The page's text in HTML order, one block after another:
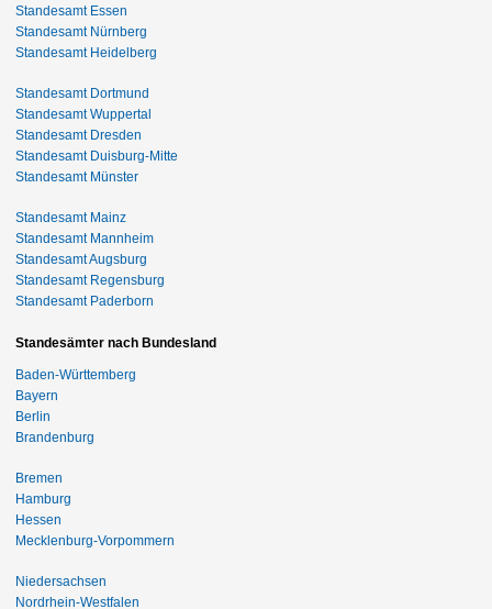
Standesamt Essen
Standesamt Nürnberg
Standesamt Heidelberg
Standesamt Dortmund
Standesamt Wuppertal
Standesamt Dresden
Standesamt Duisburg-Mitte
Standesamt Münster
Standesamt Mainz
Standesamt Mannheim
Standesamt Augsburg
Standesamt Regensburg
Standesamt Paderborn
Standesämter nach Bundesland
Baden-Württemberg
Bayern
Berlin
Brandenburg
Bremen
Hamburg
Hessen
Mecklenburg-Vorpommern
Niedersachsen
Nordrhein-Westfalen